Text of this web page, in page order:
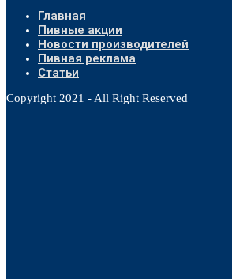
Главная
Пивные акции
Новости производителей
Пивная реклама
Статьи
Copyright 2021 - All Right Reserved